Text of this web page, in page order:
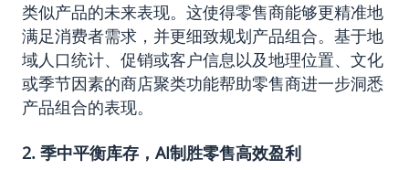
类似产品的未来表现。这使得零售商能够更精准地
满足消费者需求，并更细致规划产品组合。基于地
域人口统计、促销或客户信息以及地理位置、文化
或季节因素的商店聚类功能帮助零售商进一步洞悉
产品组合的表现。
2. 季中平衡库存，AI制胜零售高效盈利